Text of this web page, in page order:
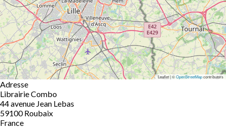
Leaflet | ©OpenStreetMapcontributors
Adresse
Librairie Combo
44 avenue Jean Lebas
59100 Roubaix
France